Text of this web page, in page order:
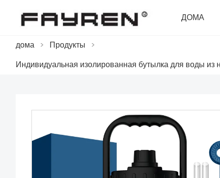
ДОМА
дома > Продукты
>
Индивидуальная изолированная бутылка для воды